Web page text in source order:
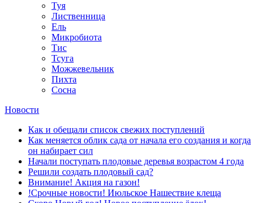
Туя
Лиственница
Ель
Микробиота
Тис
Тсуга
Можжевельник
Пихта
Сосна
Новости
Как и обещали список свежих поступлений
Как меняется облик сада от начала его создания и когда
он набирает сил
Начали поступать плодовые деревья возрастом 4 года
Решили создать плодовый сад?
Внимание! Акция на газон!
!Срочные новости! Июльское Нашествие клеща